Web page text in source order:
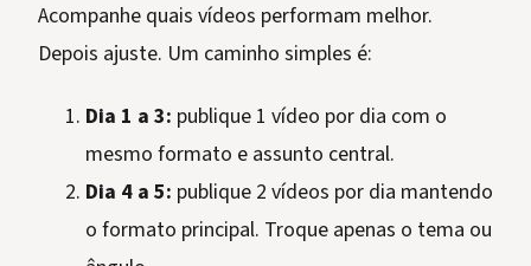
Acompanhe quais vídeos performam melhor.
Depois ajuste. Um caminho simples é:
Dia 1 a 3: publique 1 vídeo por dia com o
mesmo formato e assunto central.
Dia 4 a 5: publique 2 vídeos por dia mantendo
o formato principal. Troque apenas o tema ou